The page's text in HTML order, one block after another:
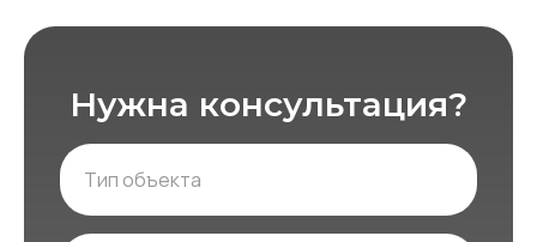
Нужна консультация?